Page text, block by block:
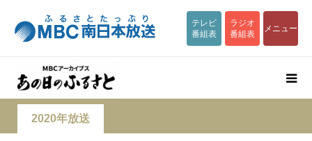
テレビ
番組表
ラジオ
番組表
メニュー
2020年放送